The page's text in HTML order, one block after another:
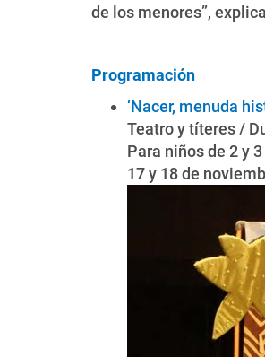
de los menores”,
Programación
‘Nacer, menuda
Teatro y títeres /
Para niños de 2 y
17 y 18 de